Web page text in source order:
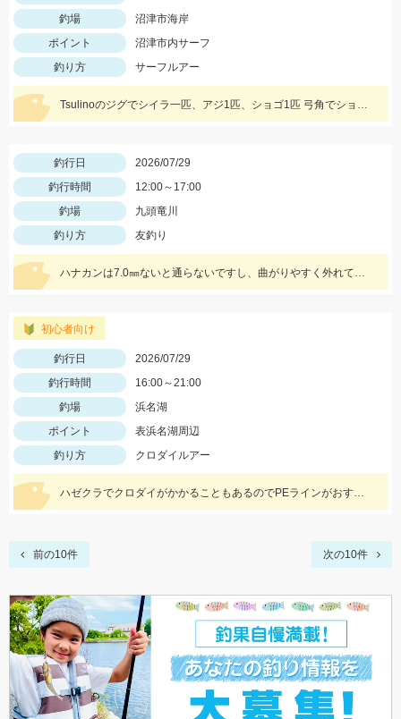
釣場
沼津市海岸
ポイント
沼津市内サーフ
釣り方
サーフルアー
Tsulinoのジグでシイラ一匹、アジ1匹、ショゴ1匹 弓角でショゴ3匹をキャッチ。
釣行日
2026/07/29
釣行時間
12:00～17:00
釣場
九頭竜川
釣り方
友釣り
ハナカンは7.0㎜ないと通らないですし、曲がりやすく外れてしまうので気を付けてくださいね！複合メタルであれば、0.1号あった方がいいと思います！
初心者向け
釣行日
2026/07/29
釣行時間
16:00～21:00
釣場
浜名湖
ポイント
表浜名湖周辺
釣り方
クロダイルアー
ハゼクラでクロダイがかかることもあるのでPEラインがおすすめ！！
前の10件 次の10件